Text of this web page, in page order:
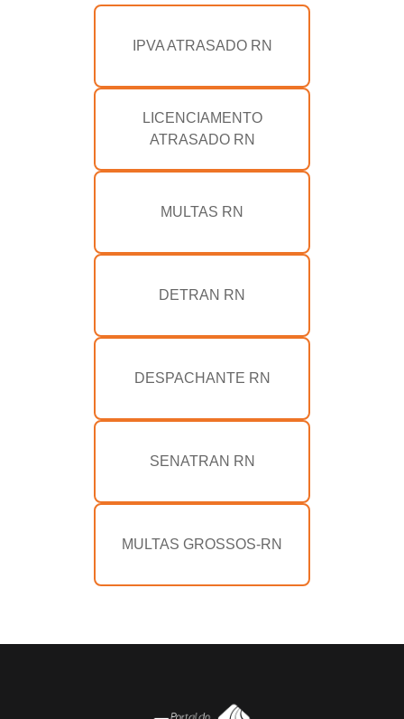
IPVA ATRASADO RN
LICENCIAMENTO
ATRASADO RN
MULTAS RN
DETRAN RN
DESPACHANTE RN
SENATRAN RN
MULTAS GROSSOS-RN